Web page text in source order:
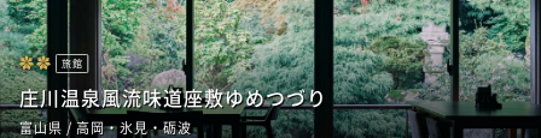
旅館
庄川温泉風流味道座敷ゆめつづり
富山県 / 高岡・氷見・砺波